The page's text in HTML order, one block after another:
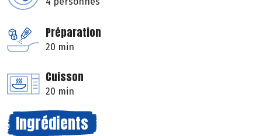
Préparation
20 min
Cuisson
20 min
Ingrédients